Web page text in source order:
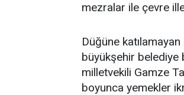
mezralar ile çevre
Düğüne
büyükşehir belediye
milletvekili Gamze
boyunca yemekler